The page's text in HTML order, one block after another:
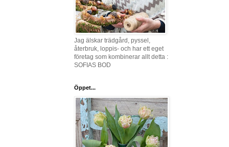
Jag älskar trädgård, pyssel,
återbruk, loppis- och har ett eget
företag som kombinerar allt detta :
SOFIAS BOD
Öppet...